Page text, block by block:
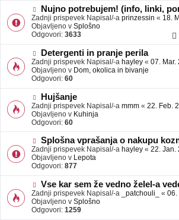
b
a
v
e
N
o
v
e
b
a
v
e
Nujno potrebujem! (info, linki,
Zadnji prispevek Napisal/-a prinzessin « 18.
Objavljeno v Splošno
Odgovori: 3633
N
o
v
e
o
b
a
v
e
Detergenti in pranje perila
Zadnji prispevek Napisal/-a hayley « 07. Mar.
Objavljeno v Dom, okolica in bivanje
Odgovori: 60
N
o
v
e
o
b
a
v
e
Hujšanje
Zadnji prispevek Napisal/-a mmm « 22. Feb.
Objavljeno v Kuhinja
Odgovori: 60
N
o
v
e
b
a
v
e
Splošna vprašanja o nakupu
Zadnji prispevek Napisal/-a hayley « 22. Jan.
Objavljeno v Lepota
Odgovori: 877
N
o
v
e
Vse kar sem že vedno želel-a
Zadnji prispevek Napisal/-a _patchouli_ « 06.
Objavljeno v Splošno
Odgovori: 1259